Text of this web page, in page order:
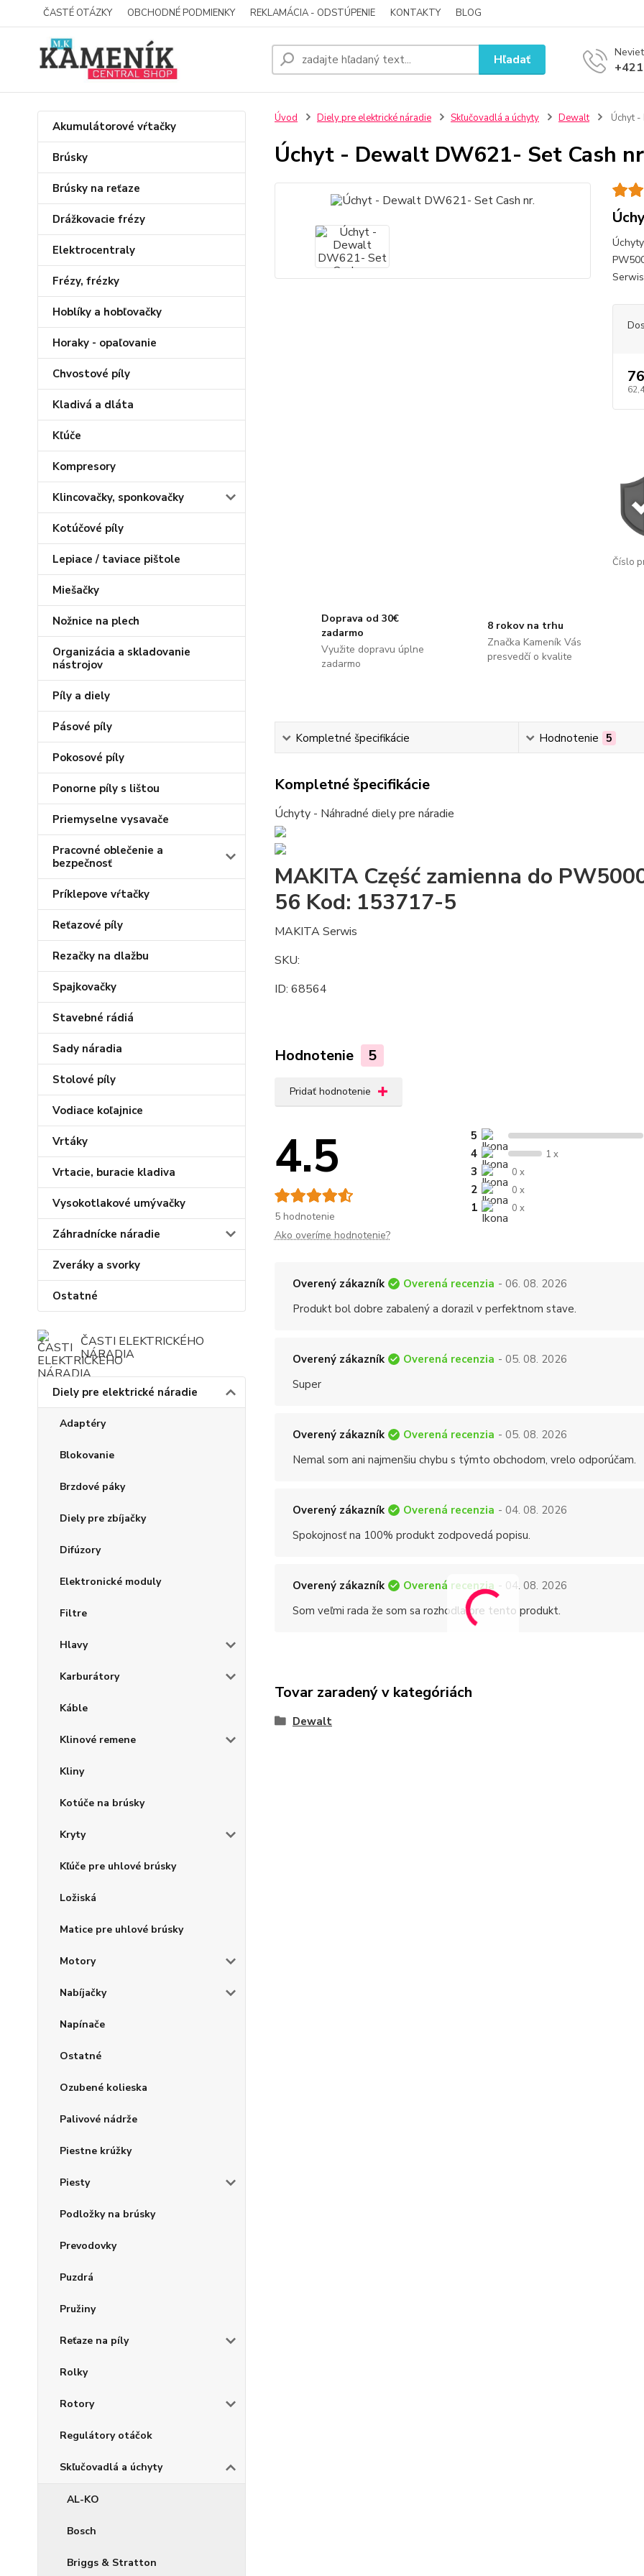
ČASTÉ OTÁZKY OBCHODNÉ PODMIENKY REKLAMÁCIA - ODSTÚPENIE KONTAKTY BLOG
Hľadať
Akumulátorové vŕtačky
Brúsky
Brúsky na reťaze
Drážkovacie frézy
Elektrocentraly
Frézy, frézky
Hoblíky a hobľovačky
Horaky - opaľovanie
Chvostové píly
Kladivá a dláta
Kľúče
Kompresory
Klincovačky, sponkovačky
Kotúčové píly
Lepiace / taviace pištole
Miešačky
Nožnice na plech
Organizácia a skladovanie
nástrojov
Píly a diely
Pásové píly
Pokosové píly
Ponorne píly s lištou
Priemyselne vysavače
Pracovné oblečenie a
bezpečnosť
Príklepove vŕtačky
Reťazové píly
Rezačky na dlažbu
Spajkovačky
Stavebné rádiá
Sady náradia
Stolové píly
Vodiace koľajnice
Vrtáky
Vrtacie, buracie kladiva
Vysokotlakové umývačky
Záhradnícke náradie
Zveráky a svorky
Ostatné
ČASTI ELEKTRICKÉHO
NÁRADIA
Diely pre elektrické náradie
Adaptéry
Blokovanie
Brzdové páky
Diely pre zbíjačky
Difúzory
Elektronické moduly
Filtre
Hlavy
Karburátory
Káble
Klinové remene
Kliny
Kotúče na brúsky
Kryty
Kľúče pre uhlové brúsky
Ložiská
Matice pre uhlové brúsky
Motory
Nabíjačky
Napínače
Ostatné
Ozubené kolieska
Palivové nádrže
Piestne krúžky
Piesty
Podložky na brúsky
Prevodovky
Puzdrá
Pružiny
Reťaze na píly
Rolky
Rotory
Regulátory otáčok
Skľučovadlá a úchyty
AL-KO
Bosch
Briggs & Stratton
Úvod Diely pre elektrické náradie Skľučovadlá a úchyty Dewalt Úchyt
Úchyt - Dewalt DW621- Set Cash
Číslo
Doprava od 30€
zadarmo
Využite dopravu úplne
zadarmo
8 rokov na trhu
Značka Kameník Vás
presvedčí o kvalite
Kompletné špecifikácie Hodnotenie 5
Kompletné špecifikácie
Úchyty - Náhradné diely pre náradie
MAKITA Część zamienna do
56 Kod: 153717-5
MAKITA Serwis
SKU:
ID: 68564
Hodnotenie 5
Pridať hodnotenie
4.5
5 hodnotenie
5
4
1 x
3 0 x
2 0 x
1 0 x
Ako overíme hodnotenie?
Overený zákazník Overená recenzia - 06. 08. 2026
Produkt bol dobre zabalený a dorazil v perfektnom stave.
Overený zákazník Overená recenzia - 05. 08. 2026
Super
Overený zákazník Overená recenzia - 05. 08. 2026
Nemal som ani najmenšiu chybu s týmto obchodom, vrelo odporúčam.
Overený zákazník Overená recenzia - 04. 08. 2026
Spokojnosť na 100% produkt zodpovedá popisu.
Overený zákazník Overená recenzia - 04. 08. 2026
Som veľmi rada že som sa rozhodla pre tento produkt.
Tovar zaradený v kategóriách
Dewalt